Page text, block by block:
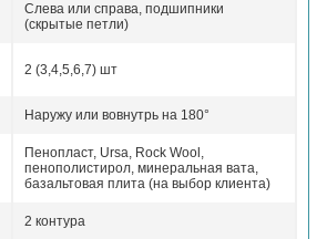
Слева или справа, подшипники
(скрытые петли)
2 (3,4,5,6,7) шт
Наружу или вовнутрь на 180°
Пенопласт, Ursa, Rock Wool,
пенополистирол, минеральная вата,
базальтовая плита (на выбор клиента)
2 контура